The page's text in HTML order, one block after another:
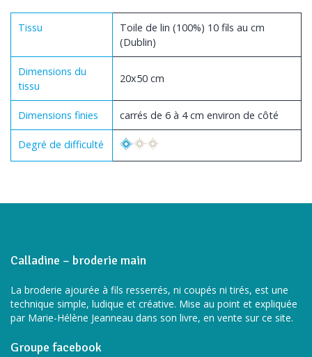
Tissu
Toile de lin (100%) 10 fils au cm
(Dublin)
Dimensions du
tissu
20x50 cm
Dimensions finies carrés de 6 à 4 cm environ de côté
Degré de difficulté
Calladine – broderie main
La broderie ajourée à fils resserrés, ni coupés ni tirés, est une
technique simple, ludique et créative. Mise au point et expliquée
par Marie-Hélène Jeanneau dans son livre, en vente sur ce site.
Groupe facebook